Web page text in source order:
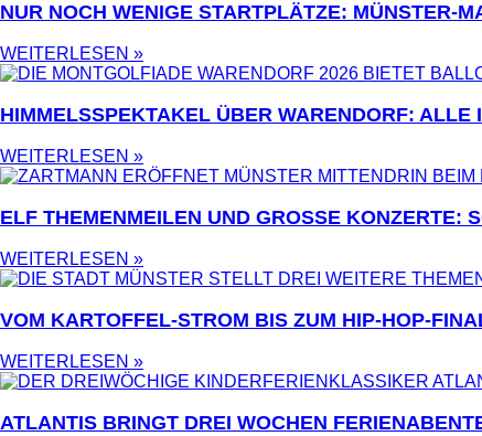
NUR NOCH WENIGE STARTPLÄTZE: MÜNSTER-
WEITERLESEN »
HIMMELSSPEKTAKEL ÜBER WARENDORF: ALLE
WEITERLESEN »
ELF THEMENMEILEN UND GROSSE KONZERTE:
WEITERLESEN »
VOM KARTOFFEL-STROM BIS ZUM HIP-HOP-
WEITERLESEN »
ATLANTIS BRINGT DREI WOCHEN